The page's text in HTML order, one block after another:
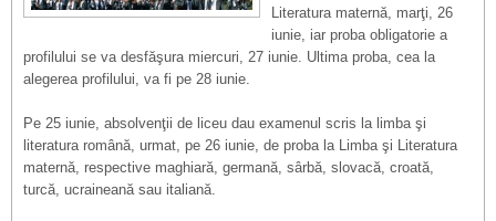
Literatura maternă, marţi, 26
iunie, iar proba obligatorie a
profilului se va desfăşura miercuri, 27 iunie. Ultima proba, cea la
alegerea profilului, va fi pe 28 iunie.
Pe 25 iunie, absolvenţii de liceu dau examenul scris la limba şi
literatura română, urmat, pe 26 iunie, de proba la Limba şi Literatura
maternă, respective maghiară, germană, sârbă, slovacă, croată,
turcă, ucraineană sau italiană.